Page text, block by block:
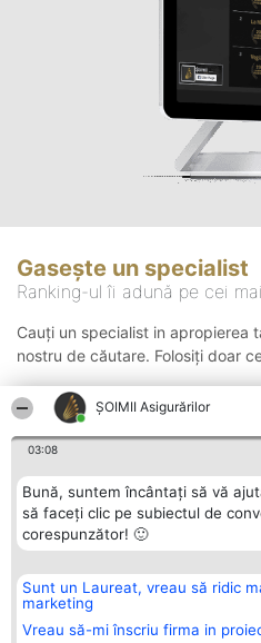
ȘOIMII Asigurărilor
03:08
Bună, suntem încântați să vă
să faceți clic pe subiectul de
corespunzător! 🙂
Sunt un Laureat, vreau să ridic
marketing
Vreau să-mi înscriu firma in
Gasește un specialist
Ranking-ul îi adună pe cei
Cauți un specialist in apropierea
nostru de căutare. Folosiți doar
Organizator Ranking
BRIGHT SOLUTIONS BR SRL
Aleea Timisul De Sus 2 Bl. A30
Sc. A Et. 4 Ap. 13 Cod 061952
Lista